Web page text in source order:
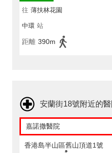
往 薄扶林花園
中環 站
距離 390m
安蘭街18號附近的醫
嘉諾撒醫院
香港島半山區舊山頂道1號